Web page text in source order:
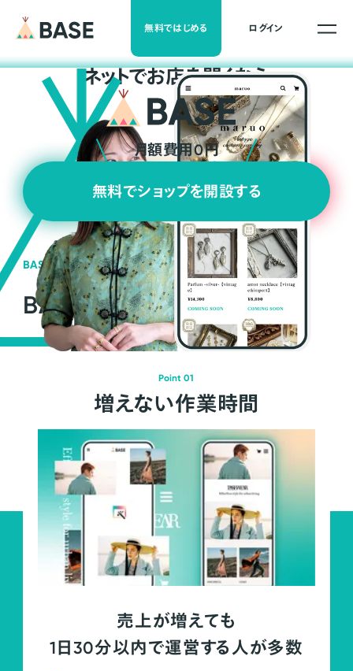
無料ではじめる ログイン
ネットでお店を開くなら
月額費用0円
無料でショップを開設する
BASEの強み
BASEが強い3つの理由
Point 01
増えない作業時間
売上が増えても
1日30分以内で運営する人が多数